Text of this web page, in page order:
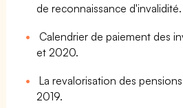
de reconnaissance d'invalidité.
Calendrier de paiement des
et 2020.
La revalorisation des
2019.